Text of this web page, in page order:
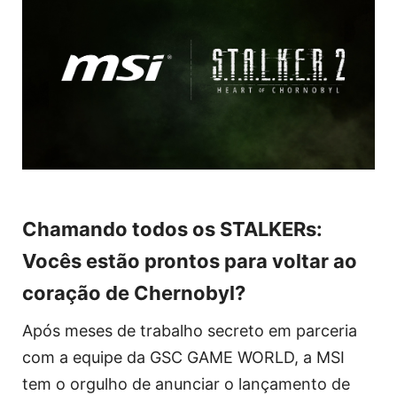
Chamando todos os STALKERs:
Vocês estão prontos para voltar ao
coração de Chernobyl?
Após meses de trabalho secreto em parceria
com a equipe da GSC GAME WORLD, a MSI
tem o orgulho de anunciar o lançamento de